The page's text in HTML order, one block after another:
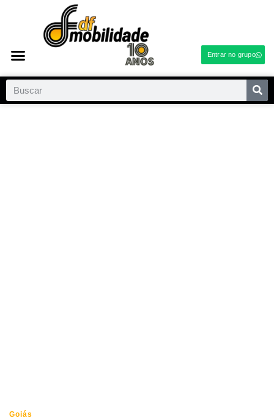
Entrar no grupo
Goiás